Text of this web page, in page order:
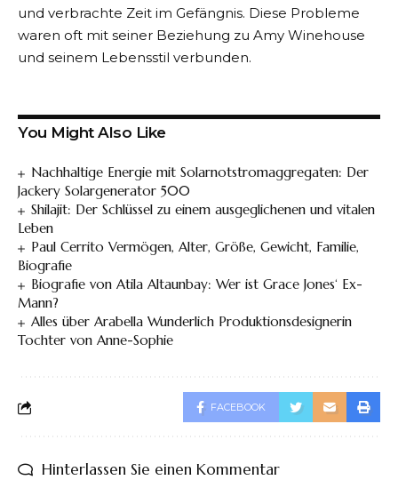
und verbrachte Zeit im Gefängnis. Diese Probleme
waren oft mit seiner Beziehung zu Amy Winehouse
und seinem Lebensstil verbunden​​.
You Might Also Like
Nachhaltige Energie mit Solarnotstromaggregaten: Der
Jackery Solargenerator 500
Shilajit: Der Schlüssel zu einem ausgeglichenen und vitalen
Leben
Paul Cerrito Vermögen, Alter, Größe, Gewicht, Familie,
Biografie
Biografie von Atila Altaunbay: Wer ist Grace Jones‘ Ex-
Mann?
Alles über Arabella Wunderlich Produktionsdesignerin
Tochter von Anne-Sophie
FACEBOOK
Hinterlassen Sie einen Kommentar